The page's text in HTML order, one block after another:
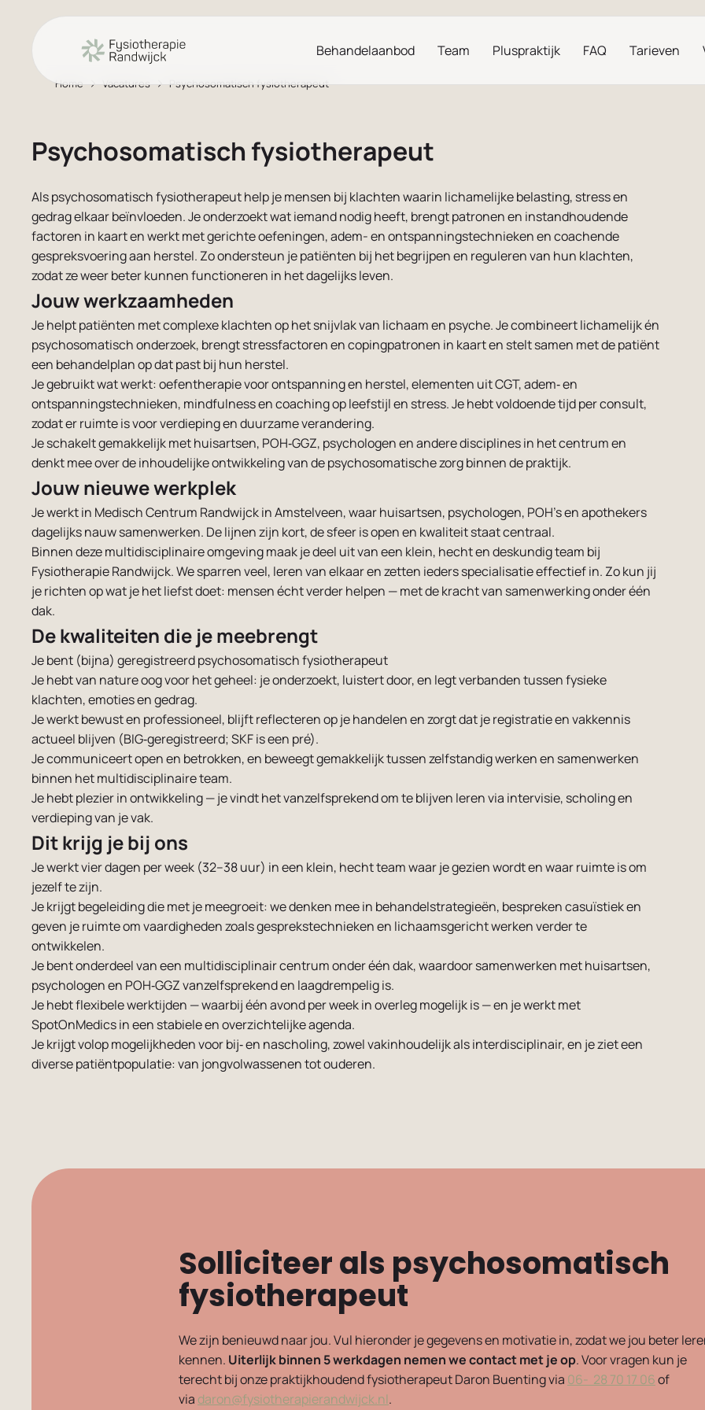
Behandelaanbod Team Pluspraktijk FAQ Tarieven
Home Vacatures Psychosomatisch fysiotherapeut
Psychosomatisch fysiotherapeut
Als psychosomatisch fysiotherapeut help je mensen bij klachten waarin lichamelijke belasting, stress en
gedrag elkaar beïnvloeden. Je onderzoekt wat iemand nodig heeft, brengt patronen en instandhoudende
factoren in kaart en werkt met gerichte oefeningen, adem- en ontspanningstechnieken en coachende
gespreksvoering aan herstel. Zo ondersteun je patiënten bij het begrijpen en reguleren van hun klachten,
zodat ze weer beter kunnen functioneren in het dagelijks leven.
Jouw werkzaamheden
Je helpt patiënten met complexe klachten op het snijvlak van lichaam en psyche. Je combineert lichamelijk én
psychosomatisch onderzoek, brengt stressfactoren en copingpatronen in kaart en stelt samen met de patiënt
een behandelplan op dat past bij hun herstel.
Je gebruikt wat werkt: oefentherapie voor ontspanning en herstel, elementen uit CGT, adem‑ en
ontspanningstechnieken, mindfulness en coaching op leefstijl en stress. Je hebt voldoende tijd per consult,
zodat er ruimte is voor verdieping en duurzame verandering.
Je schakelt gemakkelijk met huisartsen, POH‑GGZ, psychologen en andere disciplines in het centrum en
denkt mee over de inhoudelijke ontwikkeling van de psychosomatische zorg binnen de praktijk.
Jouw nieuwe werkplek
Je werkt in Medisch Centrum Randwijck in Amstelveen, waar huisartsen, psychologen, POH’s en apothekers
dagelijks nauw samenwerken. De lijnen zijn kort, de sfeer is open en kwaliteit staat centraal.
Binnen deze multidisciplinaire omgeving maak je deel uit van een klein, hecht en deskundig team bij
Fysiotherapie Randwijck. We sparren veel, leren van elkaar en zetten ieders specialisatie effectief in. Zo kun jij
je richten op wat je het liefst doet: mensen écht verder helpen — met de kracht van samenwerking onder één
dak.
De kwaliteiten die je meebrengt
Je bent (bijna) geregistreerd psychosomatisch fysiotherapeut
Je hebt van nature oog voor het geheel: je onderzoekt, luistert door, en legt verbanden tussen fysieke
klachten, emoties en gedrag.
Je werkt bewust en professioneel, blijft reflecteren op je handelen en zorgt dat je registratie en vakkennis
actueel blijven (BIG‑geregistreerd; SKF is een pré).
Je communiceert open en betrokken, en beweegt gemakkelijk tussen zelfstandig werken en samenwerken
binnen het multidisciplinaire team.
Je hebt plezier in ontwikkeling — je vindt het vanzelfsprekend om te blijven leren via intervisie, scholing en
verdieping van je vak.
Dit krijg je bij ons
Je werkt vier dagen per week (32–38 uur) in een klein, hecht team waar je gezien wordt en waar ruimte is om
jezelf te zijn.
Je krijgt begeleiding die met je meegroeit: we denken mee in behandelstrategieën, bespreken casuïstiek en
geven je ruimte om vaardigheden zoals gesprekstechnieken en lichaamsgericht werken verder te
ontwikkelen.
Je bent onderdeel van een multidisciplinair centrum onder één dak, waardoor samenwerken met huisartsen,
psychologen en POH‑GGZ vanzelfsprekend en laagdrempelig is.
Je hebt flexibele werktijden — waarbij één avond per week in overleg mogelijk is — en je werkt met
SpotOnMedics in een stabiele en overzichtelijke agenda.
Je krijgt volop mogelijkheden voor bij‑ en nascholing, zowel vakinhoudelijk als interdisciplinair, en je ziet een
diverse patiëntpopulatie: van jongvolwassenen tot ouderen.
Solliciteer als psychosomatisch
fysiotherapeut
We zijn benieuwd naar jou. Vul hieronder je gegevens en motivatie in, zodat we jou beter
kennen. Uiterlijk binnen 5 werkdagen nemen we contact met je op. Voor vragen kun je
terecht bij onze praktijkhoudend fysiotherapeut Daron Buenting via 06- 28 70 17 06of
via daron@fysiotherapierandwijck.nl.